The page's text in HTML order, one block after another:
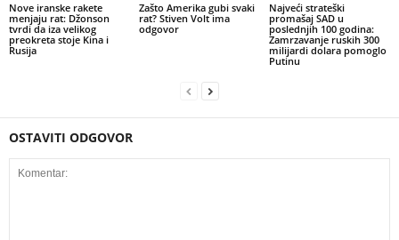
Nove iranske rakete
menjaju rat: Džonson
tvrdi da iza velikog
preokreta stoje Kina i
Rusija
Zašto Amerika gubi svaki
rat? Stiven Volt ima
odgovor
Najveći strateški
promašaj SAD u
poslednjih 100 godina:
Zamrzavanje ruskih 300
milijardi dolara pomoglo
Putinu
OSTAVITI ODGOVOR